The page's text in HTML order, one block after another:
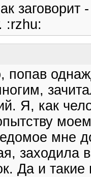
:rzhu:
попав
Я, как
мне
заходила
Да и